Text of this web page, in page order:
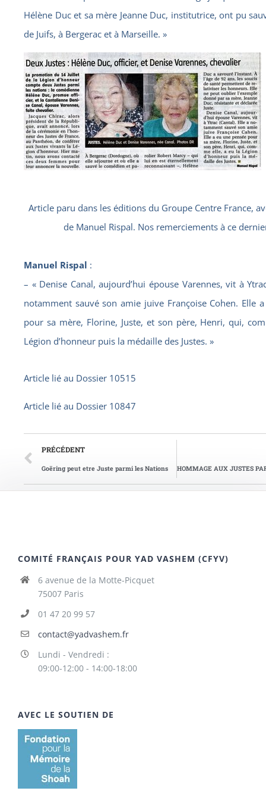
Hélène Duc et sa mère Jeanne Duc, institutrice, ont pu
de Juifs, à Bergerac et à Marseille. »
Article paru dans les éditions du Groupe Centre France,
de Manuel Rispal. Nos remerciements à ce
Manuel Rispal :
– « Denise Canal, aujourd’hui épouse Varennes, vit à
notamment sauvé son amie juive Françoise Cohen. Elle
pour sa mère, Florine, Juste, et son père, Henri, qui,
Légion d’honneur puis la médaille des Justes. »
Article lié au Dossier 10515
Article lié au Dossier 10847
PRÉCÉDENT
Goëring peut etre Juste parmi les Nations
COMITÉ FRANÇAIS POUR YAD VASHEM (CFYV)
6 avenue de la Motte-Picquet
75007 Paris
01 47 20 99 57
contact@yadvashem.fr
Lundi - Vendredi :
09:00-12:00 - 14:00-18:00
AVEC LE SOUTIEN DE